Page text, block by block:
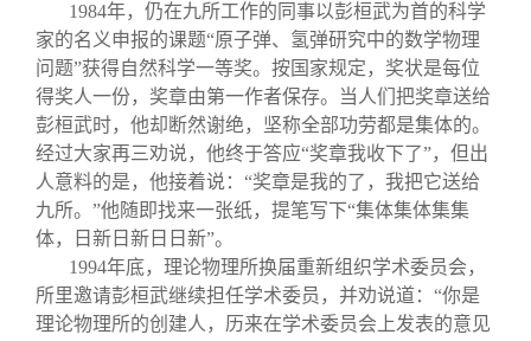
1984年，仍在九所工作的同事以彭桓武为首的科学
家的名义申报的课题“原子弹、氢弹研究中的数学物理
问题”获得自然科学一等奖。按国家规定，奖状是每位
得奖人一份，奖章由第一作者保存。当人们把奖章送给
彭桓武时，他却断然谢绝，坚称全部功劳都是集体的。
经过大家再三劝说，他终于答应“奖章我收下了”，但出
人意料的是，他接着说：“奖章是我的了，我把它送给
九所。”他随即找来一张纸，提笔写下“集体集体集集
体，日新日新日日新”。
1994年底，理论物理所换届重新组织学术委员会，
所里邀请彭桓武继续担任学术委员，并劝说道：“你是
理论物理所的创建人，历来在学术委员会上发表的意见